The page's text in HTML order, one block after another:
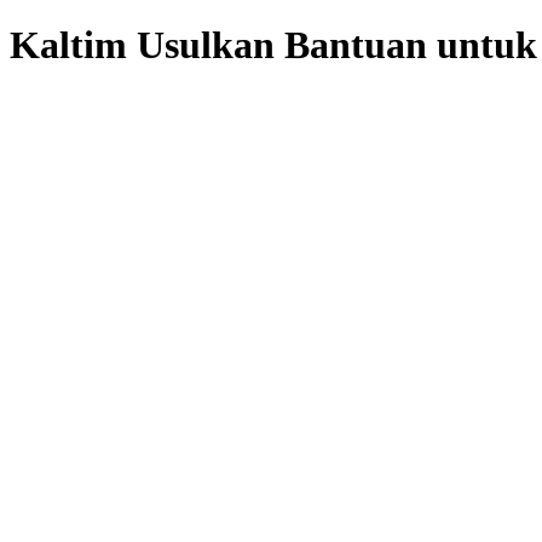
Kaltim Usulkan Bantuan